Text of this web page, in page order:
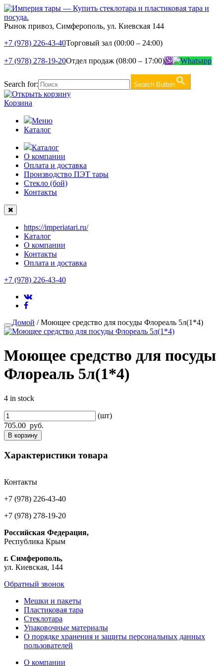
Рынок привоз, Симферополь, ул. Киевская 144
+7 (978) 226-43-40Торговый зал (00:00 – 24:00)
+7 (978) 278-19-20Отдел продаж (08:00 – 17:00)
Search for: Search Button
Корзина
Меню
Каталог
Каталог
О компании
Оплата и доставка
Производство ПЭТ тары
Стекло (бой)
Контакты
https://imperiatari.ru/
Каталог
О компании
Контакты
Оплата и доставка
+7 (978) 226-43-40
Домой / Моющее средство для посуды Флореаль 5л(1*4)
Моющее средство для посуды
Флореаль 5л(1*4)
4 in stock
(шт)
705.00 руб.
В корзину
Характеристики товара
Контакты
+7 (978) 226-43-40
+7 (978) 278-19-20
Российская Федерация,
Республика Крым
г. Симферополь,
ул. Киевская, 144
Обратный звонок
Мешки и пакеты
Пластиковая тара
Стеклотара
Упаковочные материалы
О порядке хранения и защиты персональных данных
пользователей
О компании